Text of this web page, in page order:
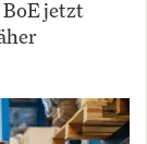
jetzt